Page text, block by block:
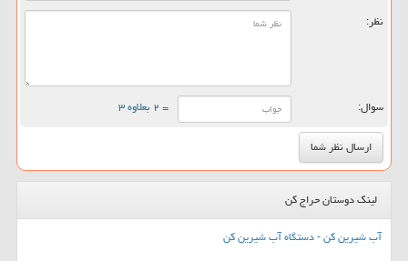
نظر:
سوال: = ۲ بعلاوه ۳
لینک دوستان حراج کن
آب شیرین کن - دستگاه آب شیرین کن